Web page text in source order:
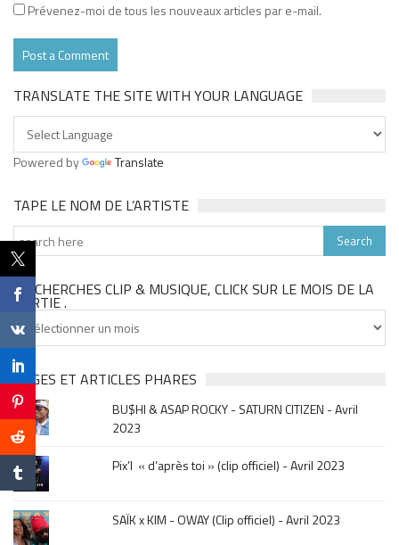
Prévenez-moi de tous les nouveaux articles par e-mail.
TRANSLATE THE SITE WITH YOUR LANGUAGE
Powered by Translate
TAPE LE NOM DE L’ARTISTE
TU CHERCHES CLIP & MUSIQUE, CLICK SUR LE MOIS DE LA
SORTIE .
cherches
clip
&
musique,
click
sur
le
mois
de
la
sortie
PAGES ET ARTICLES PHARES
BU$HI & ASAP ROCKY - SATURN CITIZEN - Avril
2023
Pix’l « d’après toi » (clip officiel) - Avril 2023
SAÏK x KIM - OWAY (Clip officiel) - Avril 2023